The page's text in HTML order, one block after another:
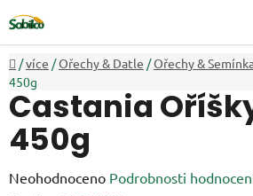
na
obsah
Domů
/více /Ořechy & Datle /Ořechy &
450g
Castania
450g
Průměrné
Neohodnoceno Podrobnosti